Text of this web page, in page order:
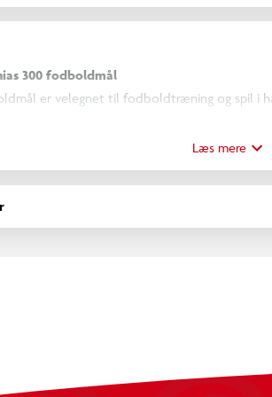
300 fodboldmål
er velegnet til fodboldtræning og spil i
til en stabil konstruktion, som er velegnet
spil og måltræning for både større
til træning af skud, afleveringer og præcision
Læs mere